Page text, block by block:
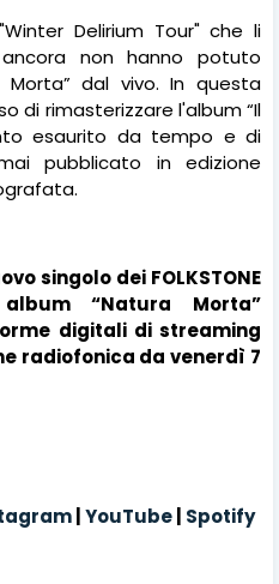
Delirium Tour" che li
non hanno potuto
dal vivo. In questa
di rimasterizzare l'album “Il
esaurito da tempo e di
pubblicato in edizione
singolo dei FOLKSTONE
“Natura Morta”
digitali di streaming
radiofonica da venerdì 7
|YouTube| Spotify